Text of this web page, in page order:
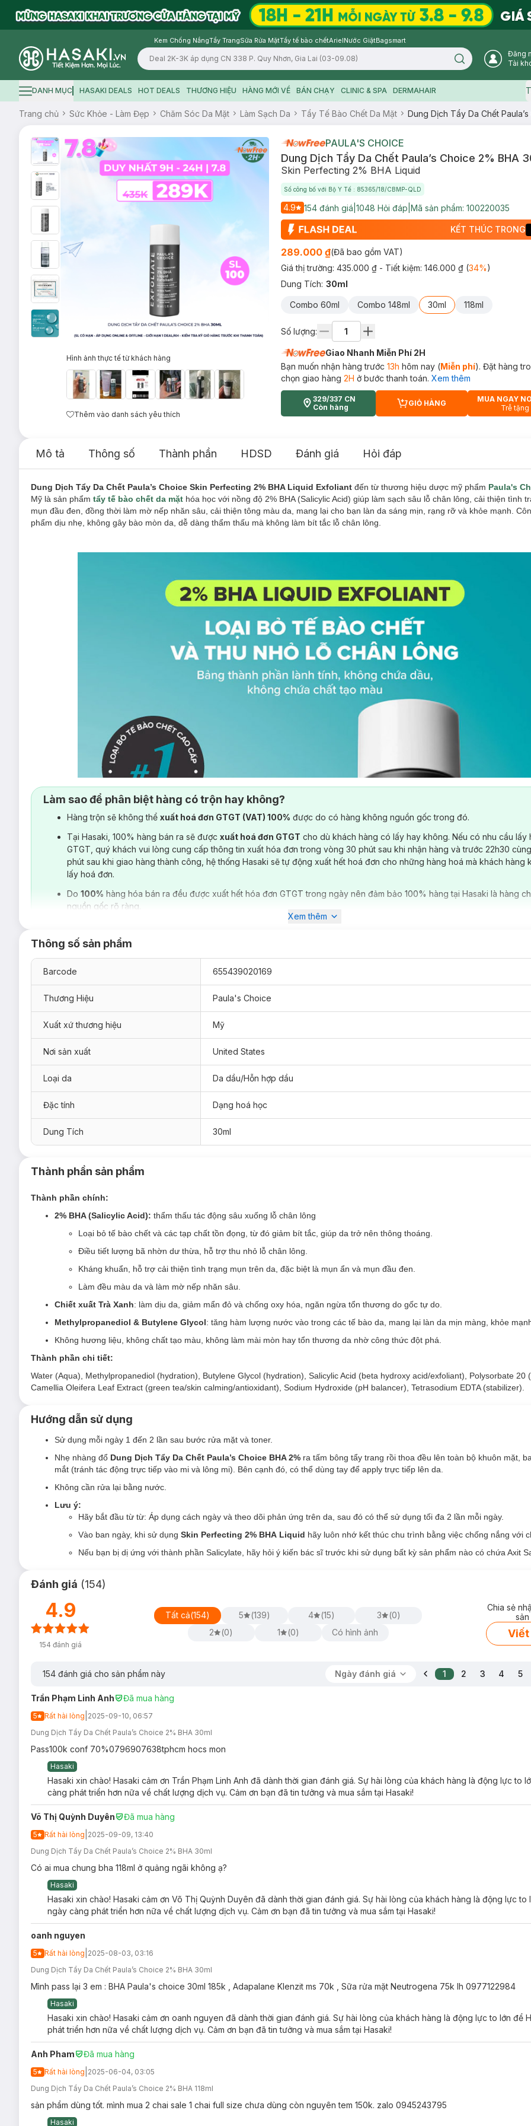
Kem Chống NắngTẩy TrangSữa Rửa MặtTẩy tế bào chếtArielNước GiặtBagsmart
Logo
Search icon
Đăng
Tài
Hamburger icon
DANH MỤC HASAKI DEALS HOT DEALS THƯƠNG HIỆU HÀNG MỚI VỀ BÁN CHẠY CLINIC & SPA DERMAHAIR
Trang chủ Sức Khỏe - Làm Đẹp Chăm Sóc Da Mặt Làm Sạch Da Tẩy Tế Bào Chết Da Mặt Dung Dịch Tẩy Da Chết
Hình ảnh thực tế từ khách hàng
Thêm vào danh sách yêu thích
PAULA'S CHOICE
Dung Dịch Tẩy Da Chết Paula’s Choice 2% BHA
Skin Perfecting 2% BHA Liquid
Số công bố với Bộ Y Tế : 85365/18/CBMP-QLD
4.9 154đánh giá 1048 Hỏi đáp Mã sản phẩm: 100220035
KẾT THÚC TRONG
289.000 ₫(Đã bao gồm VAT)
Giá thị trường: 435.000 ₫ - Tiết kiệm: 146.000 ₫(34%)
Dung Tích: 30ml
Combo 60ml Combo 148ml 30ml 118ml
Số lượng:
Giao Nhanh Miễn Phí 2H
Bạn muốn nhận hàng trước 13h hôm nay (Miễn phí). Đặt hàng
chọn giao hàng 2H ở bước thanh toán. Xem thêm
329/337 CN
Còn hàng
CART PLUS ICON
GIỎ HÀNG
MUA NGAY
Trễ tặng
Mô tả Thông số Thành phần HDSD Đánh giá Hỏi đáp
Dung Dịch Tẩy Da Chết Paula’s Choice Skin Perfecting 2% BHA Liquid Exfoliant đến từ thương hiệu dược mỹ phẩm Paula's
Mỹ là sản phẩm tẩy tế bào chết da mặt hóa học với nồng độ 2% BHA (Salicylic Acid) giúp làm sạch sâu lỗ chân lông, cải thiện tình
mụn đầu đen, đồng thời làm mờ nếp nhăn sâu, cải thiện tông màu da, mang lại cho bạn làn da sáng mịn, rạng rỡ và khỏe mạnh.
phẩm dịu nhẹ, không gây bào mòn da, dễ dàng thẩm thấu mà không làm bít tắc lỗ chân lông.
Hiện sản phẩmDung Dịch Tẩy Da Chết Paula’s Choice 2% BHA Liquid Exfoliant
30ml (trial size)
118ml (full size)
Combo 60ml (30mlx2)
Combo 236ml (118mlx2)
Combo 148ml (118ml+30ml)
Dung Dịch Tẩy Da Chết Paula’s Choice Skin Perfecting 2% BHA Liquid Exfoliant phù hợp với loại
Sản phẩm phù hợp cho mọi loại da.
Đối tượng sử dụng Dung Dịch Tẩy Da Chết Paula’s Choice Skin Perfecting 2% BHA Liquid
Da dễ tắc lỗ chân lông.
Da mụnđầu đen.
Da lão hóa, có nếp nhăn.
Ưu thế nổi bật của Dung Dịch Tẩy Da Chết Paula’s Choice Skin Perfecting 2% BHA Liquid Exfoliant:
Chứa nồng đ
để mang lại những hiệu quả tuyệt vời cho da:
Loại bỏ tế bào chết và các tạp chất tồn đọng, từ đó giảm bít tắc, giúp da trở nên thông thoáng.
Có hoạt tính tương tự như một chất kháng khuẩn, hỗ trợ cải thiện tình trạng mụn trên da, đặc biệt là mụn ẩn và mụn đầu
Bổ sung
chiết xuất Trà Xanh giúp làm dịu da, giảm mẩn đỏ và chống oxy hóa, ngăn ngừa tổn thương do gốc tự do.
Cung cấp độ ẩm với các thành phần
Làm sao để phân biệt hàng có trộn hay không?
Hàng trộn sẽ không thể xuất hoá đơn GTGT (VAT) 100% được do có hàng không nguồn gốc trong đó.
Tại Hasaki, 100% hàng bán ra sẽ được xuất hoá đơn GTGT cho dù khách hàng có lấy hay không. Nếu có nhu cầu lấy
GTGT, quý khách vui lòng cung cấp thông tin xuất hóa đơn trong vòng 30 phút sau khi nhận hàng và trước 22h30
phút sau khi giao hàng thành công, hệ thống Hasaki sẽ tự động xuất hết hoá đơn cho những hàng hoá mà khách hàng
lấy hoá đơn.
Do 100% hàng hóa bán ra đều được xuất hết hóa đơn GTGT trong ngày nên đảm bảo 100% hàng tại Hasaki là hàng
nguồn gốc rõ ràng.
Xem thêm
Thông số sản phẩm
Barcode 655439020169
Thương Hiệu Paula's Choice
Xuất xứ thương hiệu Mỹ
Nơi sản xuất United States
Loại da Da dầu/Hỗn hợp dầu
Đặc tính Dạng hoá học
Dung Tích 30ml
Thành phần sản phẩm
Thành phần chính:
2% BHA (Salicylic Acid): thẩm thấu tác động sâu xuống lỗ chân lông
Loại bỏ tế bào chết và các tạp chất tồn đọng, từ đó giảm bít tắc, giúp da trở nên thông thoáng.
Điều tiết lượng bã nhờn dư thừa, hỗ trợ thu nhỏ lỗ chân lông.
Kháng khuẩn, hỗ trợ cải thiện tình trạng mụn trên da, đặc biệt là mụn ẩn và mụn đầu đen.
Làm đều màu da và làm mờ nếp nhăn sâu.
Chiết xuất Trà Xanh: làm dịu da, giảm mẩn đỏ và chống oxy hóa, ngăn ngừa tổn thương do gốc tự do.
Methylpropanediol & Butylene Glycol: tăng hàm lượng nước vào trong các tế bào da, mang lại làn da mịn màng, khỏe
Không hương liệu, không chất tạo màu, không làm mài mòn hay tổn thương da nhờ công thức đột phá.
Thành phần chi tiết:
Water (Aqua), Methylpropanediol (hydration), Butylene Glycol (hydration), Salicylic Acid (beta hydroxy acid/exfoliant), Polysorbate 20
Camellia Oleifera Leaf Extract (green tea/skin calming/antioxidant), Sodium Hydroxide (pH balancer), Tetrasodium EDTA (stabilizer).
Hướng dẫn sử dụng
Sử dụng mỗi ngày 1 đến 2 lần sau bước rửa mặt và toner.
Nhẹ nhàng đổ Dung Dịch Tẩy Da Chết Paula’s Choice BHA 2% ra tấm bông tẩy trang rồi thoa đều lên toàn bộ khuôn mặt,
mắt (tránh tác động trực tiếp vào mi và lông mi). Bên cạnh đó, có thể dùng tay để apply trực tiếp lên da.
Không cần rửa lại bằng nước.
Lưu ý:
Hãy bắt đầu từ từ: Áp dụng cách ngày và theo dõi phản ứng trên da, sau đó có thể sử dụng tối đa 2 lần mỗi ngày.
Vào ban ngày, khi sử dụng Skin Perfecting 2% BHA Liquid hãy luôn nhớ kết thúc chu trình bằng việc chống nắng với
Nếu bạn bị dị ứng với thành phần Salicylate, hãy hỏi ý kiến bác sĩ trước khi sử dụng bất kỳ sản phẩm nào có chứa Axit
Đánh giá (154)
4.9
154 đánh giá
Tất cả(154) 5 (139) 4 (15) 3 (0)
2
(0) 1 (0) Có hình ảnh
Chia sẻ
Viết
154 đánh giá cho sản phẩm này Ngày đánh giá 1 2 3 4 5
Trần Phạm Linh Anh Đã mua hàng
5 Rất hài lòng 2025-09-10, 06:57
Dung Dịch Tẩy Da Chết Paula’s Choice 2% BHA 30ml
Pass100k conf 70%0796907638tphcm hocs mon
Hasaki
Hasaki xin chào! Hasaki cảm ơn Trần Phạm Linh Anh đã dành thời gian đánh giá. Sự hài lòng của khách hàng là động lực to
càng phát triển hơn nữa về chất lượng dịch vụ. Cảm ơn bạn đã tin tưởng và mua sắm tại Hasaki!
Võ Thị Quỳnh Duyên Đã mua hàng
5 Rất hài lòng 2025-09-09, 13:40
Dung Dịch Tẩy Da Chết Paula’s Choice 2% BHA 30ml
Có ai mua chung bha 118ml ở quảng ngãi không ạ?
Hasaki
Hasaki xin chào! Hasaki cảm ơn Võ Thị Quỳnh Duyên đã dành thời gian đánh giá. Sự hài lòng của khách hàng là động lực to
ngày càng phát triển hơn nữa về chất lượng dịch vụ. Cảm ơn bạn đã tin tưởng và mua sắm tại Hasaki!
oanh nguyen
5 Rất hài lòng 2025-08-03, 03:16
Dung Dịch Tẩy Da Chết Paula’s Choice 2% BHA 30ml
Mình pass lại 3 em : BHA Paula's choice 30ml 185k , Adapalane Klenzit ms 70k , Sữa rửa mặt Neutrogena 75k lh 0977122984
Hasaki
Hasaki xin chào! Hasaki cảm ơn oanh nguyen đã dành thời gian đánh giá. Sự hài lòng của khách hàng là động lực to lớn để
phát triển hơn nữa về chất lượng dịch vụ. Cảm ơn bạn đã tin tưởng và mua sắm tại Hasaki!
Anh Pham Đã mua hàng
5 Rất hài lòng 2025-06-04, 03:05
Dung Dịch Tẩy Da Chết Paula’s Choice 2% BHA 118ml
sản phẩm dùng tốt. mình mua 2 chai sale 1 chai full size chưa dùng còn nguyên tem 150k. zalo 0945243795
Hasaki